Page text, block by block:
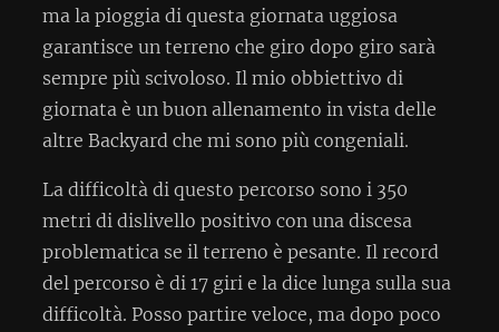
ma la pioggia di questa giornata uggiosa
garantisce un terreno che giro dopo giro sarà
sempre più scivoloso. Il mio obbiettivo di
giornata è un buon allenamento in vista delle
altre Backyard che mi sono più congeniali.
La difficoltà di questo percorso sono i 350
metri di dislivello positivo con una discesa
problematica se il terreno è pesante. Il record
del percorso è di 17 giri e la dice lunga sulla sua
difficoltà. Posso partire veloce, ma dopo poco